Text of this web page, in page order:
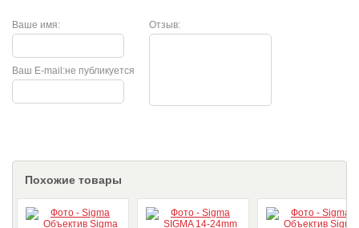
Ваше имя: Отзыв:
не публикуется
Ваш E-mail:
Похожие товары